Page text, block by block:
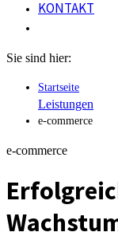
KONTAKT
Sie sind hier:
Startseite
Leistungen
e-commerce
e-commerce